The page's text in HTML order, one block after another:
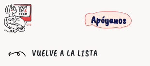
Apóyanos
VUELVE A LA LISTA